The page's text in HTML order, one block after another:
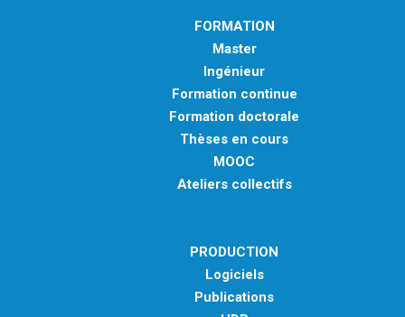
FORMATION
Master
Ingénieur
Formation continue
Formation doctorale
Thèses en cours
MOOC
Ateliers collectifs
PRODUCTION
Logiciels
Publications